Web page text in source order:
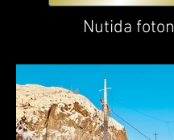
Nutida foton